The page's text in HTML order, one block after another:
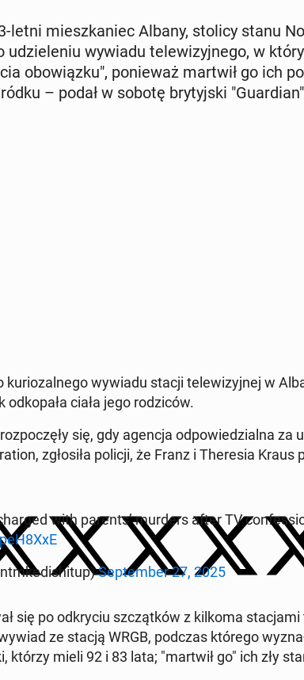
letni miesz­ka­niec Albany, stolicy stanu
udzie­le­niu wywiadu te­le­wi­zyj­ne­go, w
obo­wiąz­ku", po­nie­waż martwił go ich
– podał w sobotę bry­tyj­ski
ku­rio­zal­ne­go wywiadu stacji te­le­wi­zyj­nej w
ciała jego ro­dzi­ców.
się, gdy agencja od­po­wie­dzial­na za
zgło­si­ła policji, że Franz i The­re­sia
with parents’ murders after TV
Sep­tem­ber 27, 2025
się po od­kry­ciu szcząt­ków z kilkoma
ze stacją WRGB, podczas którego
którzy mieli 92 i 83 lata; "martwił go" ich zły